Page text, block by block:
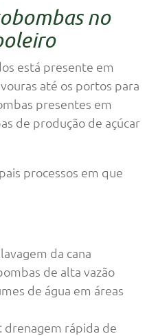
no
está presente em
até os portos para
presentes em
de produção de açúcar
processos em que
da cana
de alta vazão
de água em áreas
drenagem rápida de